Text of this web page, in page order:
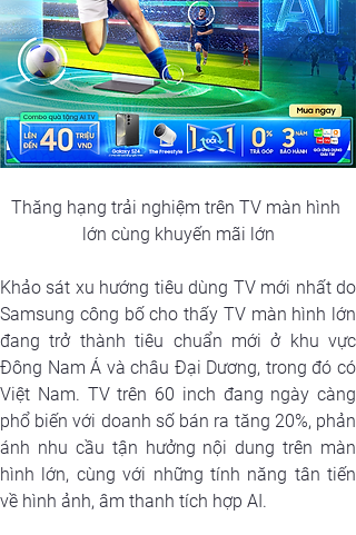
Thăng hạng trải nghiệm trên TV màn hình
lớn cùng khuyến mãi lớn
Khảo sát xu hướng tiêu dùng TV mới nhất do
Samsung công bố cho thấy TV màn hình lớn
đang trở thành tiêu chuẩn mới ở khu vực
Đông Nam Á và châu Đại Dương, trong đó có
Việt Nam. TV trên 60 inch đang ngày càng
phổ biến với doanh số bán ra tăng 20%, phản
ánh nhu cầu tận hưởng nội dung trên màn
hình lớn, cùng với những tính năng tân tiến
về hình ảnh, âm thanh tích hợp AI.